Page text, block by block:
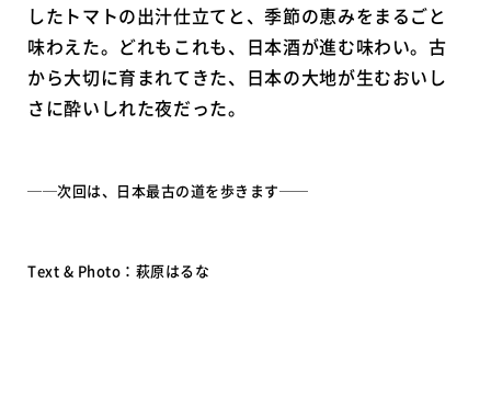
したトマトの出汁仕立てと、季節の恵みをまるごと
味わえた。どれもこれも、日本酒が進む味わい。古
から大切に育まれてきた、日本の大地が生むおいし
さに酔いしれた夜だった。
──次回は、日本最古の道を歩きます──
Text & Photo：萩原はるな